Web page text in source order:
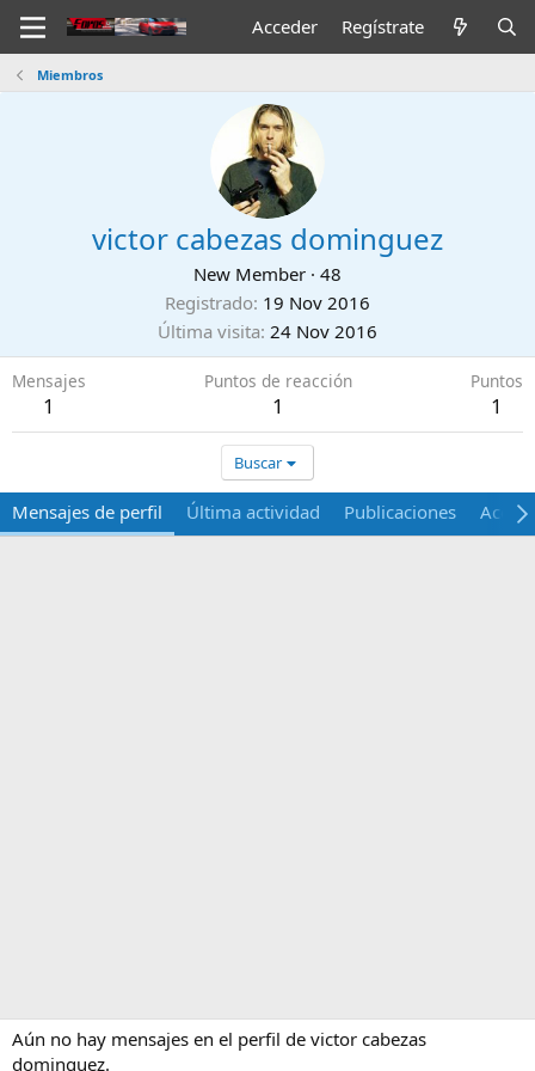
Acceder Regístrate
Miembros
victor cabezas dominguez
New Member · 48
Registrado 19 Nov 2016
Última visita 24 Nov 2016
Mensajes
1
Puntos de reacción
1
Puntos
1
Buscar
Mensajes de perfil Última actividad Publicaciones Acerca
Aún no hay mensajes en el perfil de victor cabezas
dominguez.